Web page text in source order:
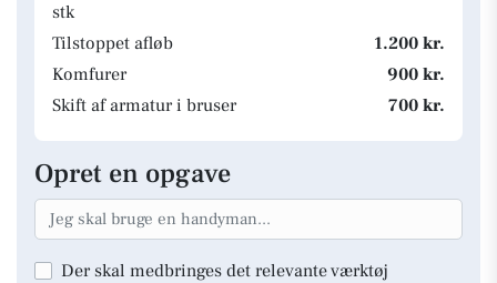
stk
Tilstoppet afløb
1.200 kr.
Komfurer
900 kr.
Skift af armatur i bruser
700 kr.
Opret en opgave
Der skal medbringes det relevante værktøj